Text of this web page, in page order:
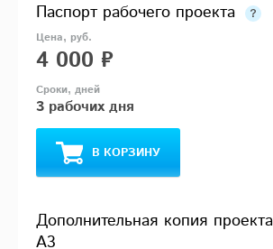
Паспорт рабочего проекта
4 000 ₽
3 рабочих дня
В КОРЗИНУ
Дополнительная копия
А3